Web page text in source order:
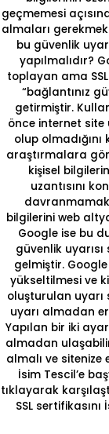
geçmemesi
almaları
bu güvenlik
yapılmalıdır?
toplayan ama
“bağlantınız
getirmiştir.
önce internet site
olup olmadığını
araştırmalara
kişisel
uzantısını
bilgilerini web
Google ise bu
güvenlik
gelmiştir.
yükseltilmesi ve
oluşturulan uyarı
uyarı almadan
Yapılan bir iki
almadan
almalı ve sitenize
İsim Tescil’e
tıklayarak
SSL